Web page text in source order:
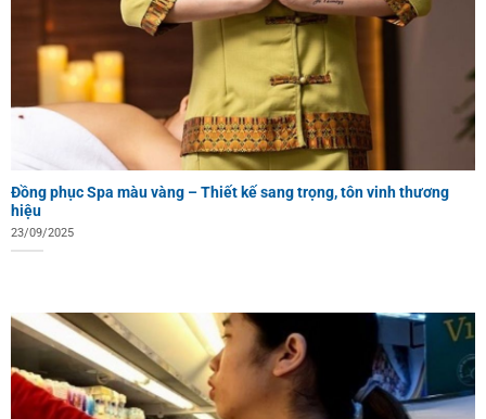
Đồng phục Spa màu vàng – Thiết kế sang trọng, tôn vinh thương
hiệu
23/09/2025